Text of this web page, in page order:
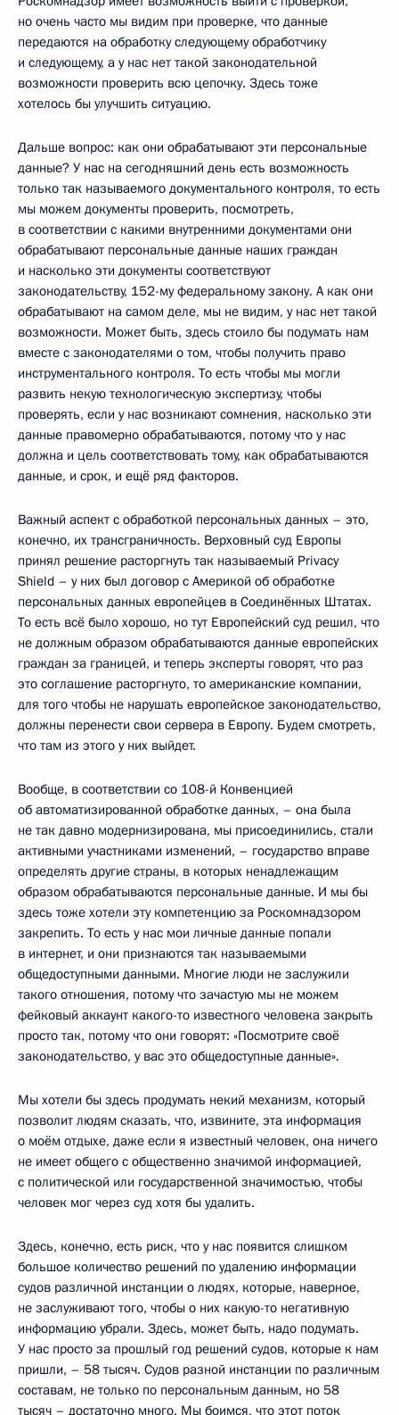
но очень часто мы видим при проверке, что данные
передаются на обработку следующему обработчику
и следующему, а у нас нет такой законодательной
возможности проверить всю цепочку. Здесь тоже
хотелось бы улучшить ситуацию.
Дальше вопрос: как они обрабатывают эти персональные
данные? У нас на сегодняшний день есть возможность
только так называемого документального контроля, то есть
мы можем документы проверить, посмотреть,
в соответствии с какими внутренними документами они
обрабатывают персональные данные наших граждан
и насколько эти документы соответствуют
законодательству, 152-му федеральному закону. А как они
обрабатывают на самом деле, мы не видим, у нас нет такой
возможности. Может быть, здесь стоило бы подумать нам
вместе с законодателями о том, чтобы получить право
инструментального контроля. То есть чтобы мы могли
развить некую технологическую экспертизу, чтобы
проверять, если у нас возникают сомнения, насколько эти
данные правомерно обрабатываются, потому что у нас
должна и цель соответствовать тому, как обрабатываются
данные, и срок, и ещё ряд факторов.
Важный аспект с обработкой персональных данных – это,
конечно, их трансграничность. Верховный суд Европы
принял решение расторгнуть так называемый Privacy
Shield – у них был договор с Америкой об обработке
персональных данных европейцев в Соединённых Штатах.
То есть всё было хорошо, но тут Европейский суд решил, что
не должным образом обрабатываются данные европейских
граждан за границей, и теперь эксперты говорят, что раз
это соглашение расторгнуто, то американские компании,
для того чтобы не нарушать европейское законодательство,
должны перенести свои сервера в Европу. Будем смотреть,
что там из этого у них выйдет.
Вообще, в соответствии со 108-й Конвенцией
об автоматизированной обработке данных, – она была
не так давно модернизирована, мы присоединились, стали
активными участниками изменений, – государство вправе
определять другие страны, в которых ненадлежащим
образом обрабатываются персональные данные. И мы бы
здесь тоже хотели эту компетенцию за Роскомнадзором
закрепить. То есть у нас мои личные данные попали
в интернет, и они признаются так называемыми
общедоступными данными. Многие люди не заслужили
такого отношения, потому что зачастую мы не можем
фейковый аккаунт какого-то известного человека закрыть
просто так, потому что они говорят: «Посмотрите своё
законодательство, у вас это общедоступные данные».
Мы хотели бы здесь продумать некий механизм, который
позволит людям сказать, что, извините, эта информация
о моём отдыхе, даже если я известный человек, она ничего
не имеет общего с общественно значимой информацией,
с политической или государственной значимостью, чтобы
человек мог через суд хотя бы удалить.
Здесь, конечно, есть риск, что у нас появится слишком
большое количество решений по удалению информации
судов различной инстанции о людях, которые, наверное,
не заслуживают того, чтобы о них какую-то негативную
информацию убрали. Здесь, может быть, надо подумать.
У нас просто за прошлый год решений судов, которые к нам
пришли, – 58 тысяч. Судов разной инстанции по различным
составам, не только по персональным данным, но 58
тысяч – достаточно много. Мы боимся, что этот поток